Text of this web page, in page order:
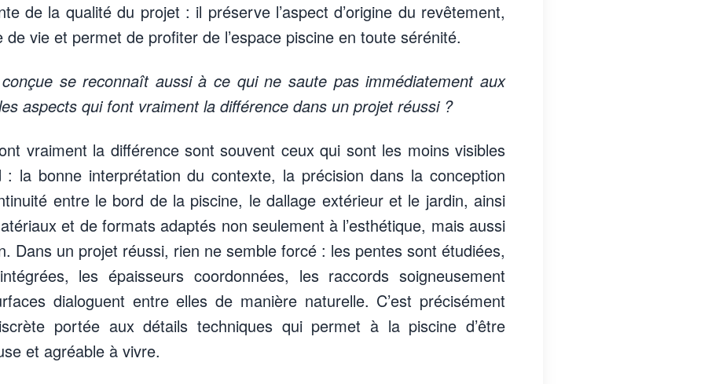
de la qualité du projet : il préserve l’aspect d’origine du revêtement,
de vie et permet de profiter de l’espace piscine en toute sérénité.
se reconnaît aussi à ce qui ne saute pas immédiatement aux
aspects qui font vraiment la différence dans un projet réussi ?
vraiment la différence sont souvent ceux qui sont les moins visibles
: la bonne interprétation du contexte, la précision dans la conception
entre le bord de la piscine, le dallage extérieur et le jardin, ainsi
et de formats adaptés non seulement à l’esthétique, mais aussi
Dans un projet réussi, rien ne semble forcé : les pentes sont étudiées,
les épaisseurs coordonnées, les raccords soigneusement
dialoguent entre elles de manière naturelle. C’est précisément
portée aux détails techniques qui permet à la piscine d’être
et agréable à vivre.